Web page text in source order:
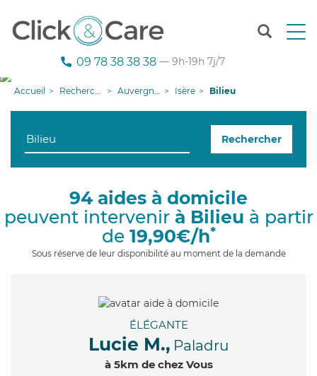
T
n
g
i
09 78 38 38 38 — 9h-19h 7j/7
Accueil Recherche aide à domicile Auvergne-Rhône-Alpes Isère Bilieu
Rechercher
94 aides à domicile
peuvent intervenir à Bilieu à partir
de 19,90€/h*
Sous réserve de leur disponibilité au moment de la demande
ÉLÉGANTE
Lucie M., Paladru
à 5km de chez Vous